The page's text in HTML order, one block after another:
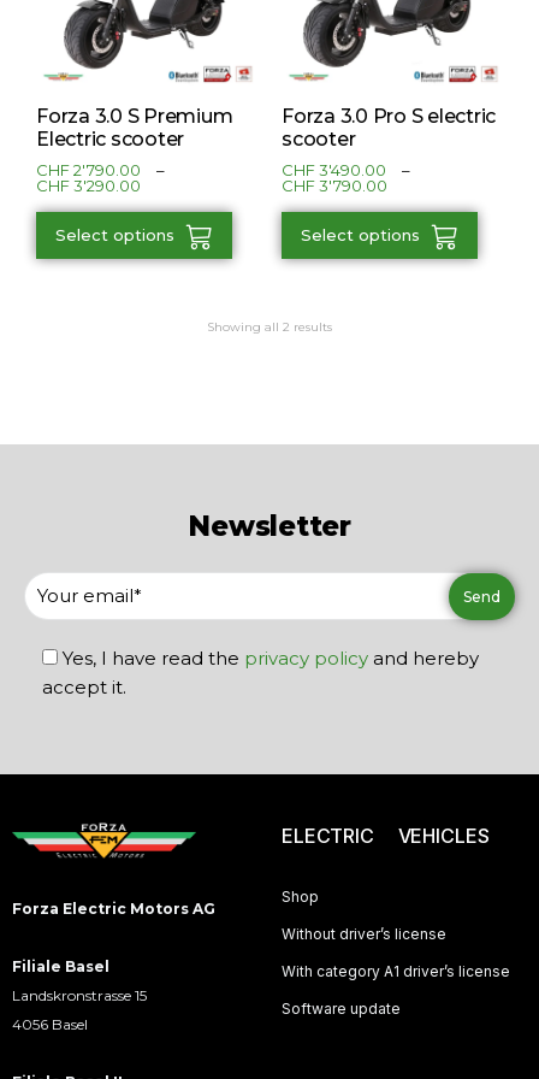
Forza 3.0 S Premium
Electric scooter
CHF2'790.00
–
CHF3'290.00
Select options
Forza 3.0 Pro S electric
scooter
CHF3'490.00
–
CHF3'790.00
Select options
Showing all 2 results
Newsletter
Yes, I have read the privacy policy and hereby
accept it.
Forza Electric Motors AG
Filiale Basel
Landskronstrasse 15
4056 Basel
ELECTRIC VEHICLES
Shop
Without driver’s license
With category A1 driver’s license
Software update